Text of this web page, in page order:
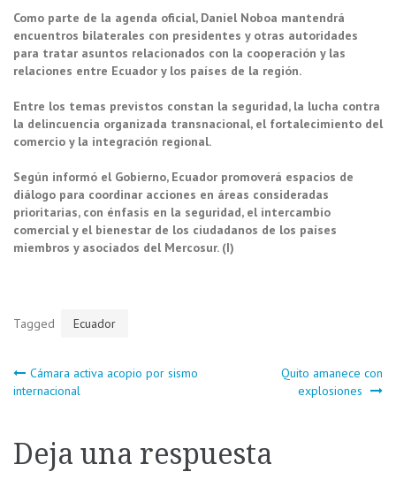
Como parte de la agenda oficial, Daniel Noboa mantendrá
encuentros bilaterales con presidentes y otras autoridades
para tratar asuntos relacionados con la cooperación y las
relaciones entre Ecuador y los países de la región.
Entre los temas previstos constan la seguridad, la lucha contra
la delincuencia organizada transnacional, el fortalecimiento del
comercio y la integración regional.
Según informó el Gobierno, Ecuador promoverá espacios de
diálogo para coordinar acciones en áreas consideradas
prioritarias, con énfasis en la seguridad, el intercambio
comercial y el bienestar de los ciudadanos de los países
miembros y asociados del Mercosur. (I)
Tagged Ecuador
Navegación
entradas
Cámara activa acopio por sismo
internacional
Quito amanece con
explosiones
Deja una respuesta